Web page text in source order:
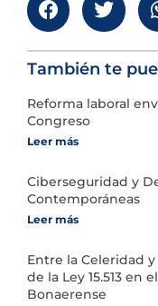
También te
Reforma laboral
Congreso
Leer más
Ciberseguridad y
Contemporáneas
Leer más
Entre la Celeridad
de la Ley 15.513 en
Bonaerense